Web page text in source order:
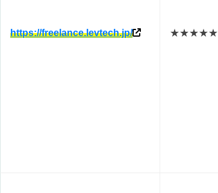
https://freelance.levtech.jp/
★★★★★